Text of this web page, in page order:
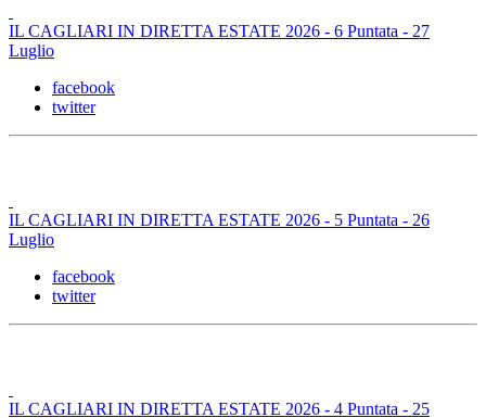
IL CAGLIARI IN DIRETTA ESTATE 2026 - 6 Puntata - 27
Luglio
facebook
twitter
IL CAGLIARI IN DIRETTA ESTATE 2026 - 5 Puntata - 26
Luglio
facebook
twitter
IL CAGLIARI IN DIRETTA ESTATE 2026 - 4 Puntata - 25